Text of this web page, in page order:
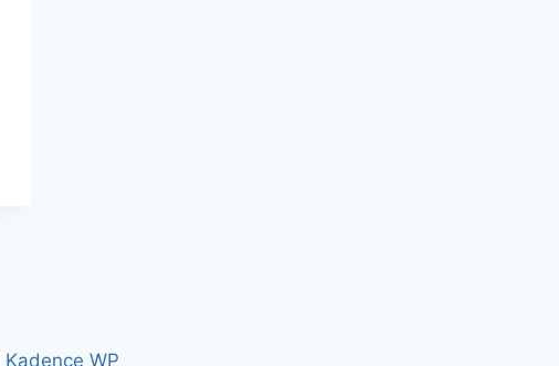
Kadence WP